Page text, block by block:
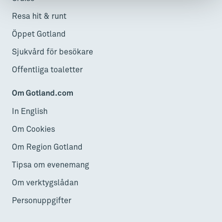
Resa hit & runt
Öppet Gotland
Sjukvård för besökare
Offentliga toaletter
Om Gotland.com
In English
Om Cookies
Om Region Gotland
Tipsa om evenemang
Om verktygslådan
Personuppgifter